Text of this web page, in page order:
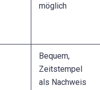
möglich
Bequem,
Zeitstempel
als Nachweis